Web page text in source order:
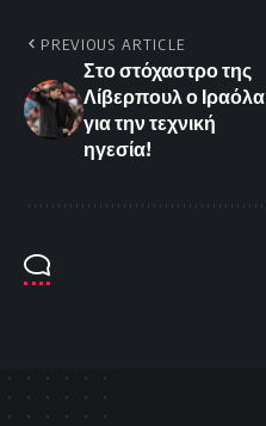
PREVIOUS ARTICLE
Στο στόχαστρο της
Λίβερπουλ ο Ιραόλα
για την τεχνική
ηγεσία!